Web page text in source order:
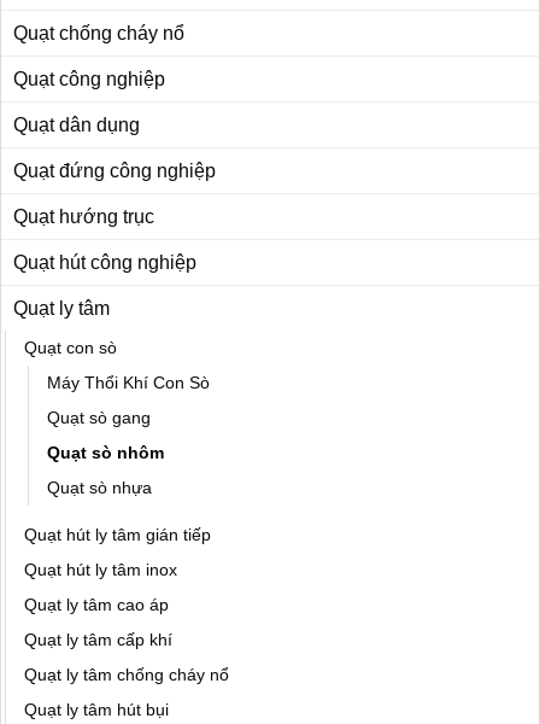
Quạt chống cháy nổ
Quạt công nghiệp
Quạt dân dụng
Quạt đứng công nghiệp
Quạt hướng trục
Quạt hút công nghiệp
Quạt ly tâm
Quạt con sò
Máy Thổi Khí Con Sò
Quạt sò gang
Quạt sò nhôm
Quạt sò nhựa
Quạt hút ly tâm gián tiếp
Quạt hút ly tâm inox
Quạt ly tâm cao áp
Quạt ly tâm cấp khí
Quạt ly tâm chống cháy nổ
Quạt ly tâm hút bụi